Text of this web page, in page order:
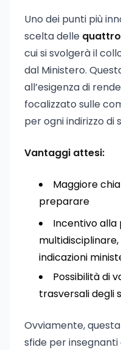
Uno dei punti più
scelta delle
cui si svolgerà il
dal Ministero.
all’esigenza di
focalizzato sulle
per ogni indirizzo di
Vantaggi attesi:
Maggiore
preparare
Incentivo
indicazioni
Possibilità di
trasversali degli
Ovviamente,
sfide per